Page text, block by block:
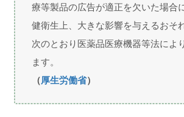
療等製品の広告が適正を欠いた場合
健衛生上、大きな影響を与えるおそ
次のとおり医薬品医療機器等法によ
ます。
（厚生労働省）